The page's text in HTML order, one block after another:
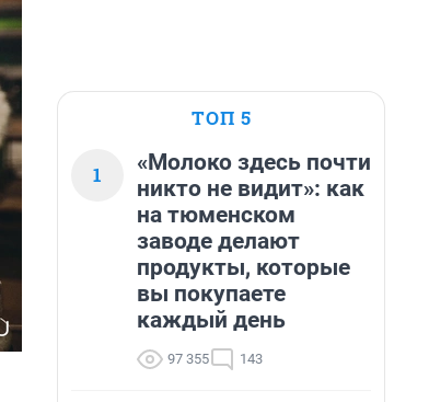
ТОП 5
1
«Молоко здесь почти
никто не видит»: как
на тюменском
заводе делают
продукты, которые
вы покупаете
каждый день
97 355 143